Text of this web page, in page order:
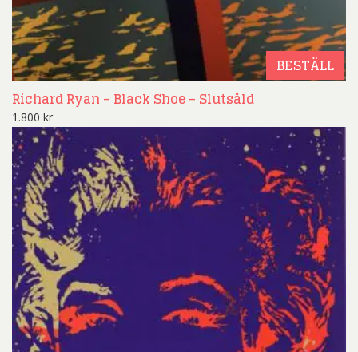
BESTÄLL
Richard Ryan – Black Shoe – Slutsåld
1.800 kr